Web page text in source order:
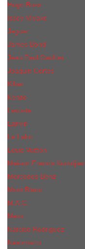
Hugo Boss
Issey Miyake
Jaguar
James Bond
Jean Paul Gaultier
Joaquin Сortes
Kilian
Kenzo
Lacoste
Lanvin
Le Labo
Louis Vuitton
Maison Francis Kurkdjian
Mercedes-Benz
Mont Blanc
M.А.C.
Mexx
Narciso Rodriguez
Nasomatto